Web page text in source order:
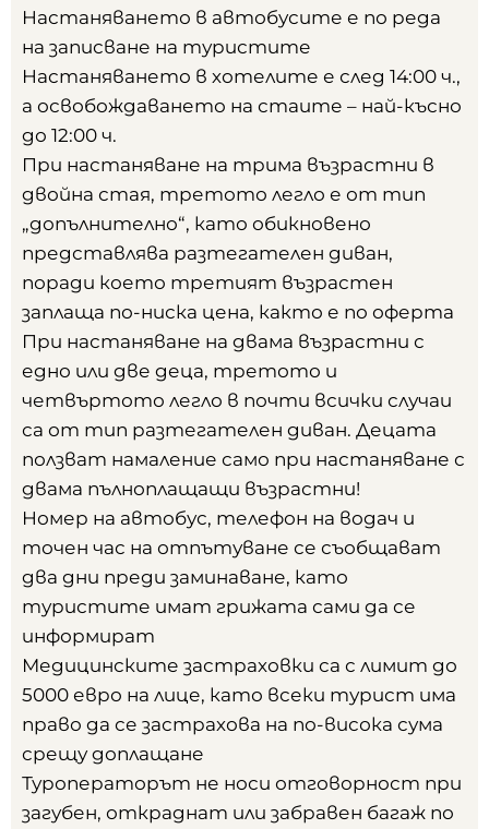
Настаняването в автобусите е по реда
на записване на туристите
Настаняването в хотелите е след 14:00 ч.,
а освобождаването на стаите – най-късно
до 12:00 ч.
При настаняване на трима възрастни в
двойна стая, третото легло е от тип
„допълнително“, като обикновено
представлява разтегателен диван,
поради което третият възрастен
заплаща по-ниска цена, както е по оферта
При настаняване на двама възрастни с
едно или две деца, третото и
четвъртото легло в почти всички случаи
са от тип разтегателен диван. Децата
ползват намаление само при настаняване с
двама пълноплащащи възрастни!
Номер на автобус, телефон на водач и
точен час на отпътуване се съобщават
два дни преди заминаване, като
туристите имат грижата сами да се
информират
Медицинските застраховки са с лимит до
5000 евро на лице, като всеки турист има
право да се застрахова на по-висока сума
срещу доплащане
Туроператорът не носи отговорност при
загубен, откраднат или забравен багаж по